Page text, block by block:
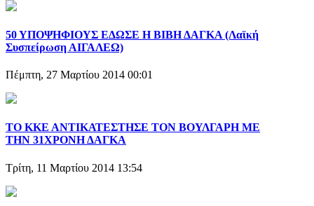
50 ΥΠΟΨΗΦΙΟΥΣ ΕΔΩΣΕ Η ΒΙΒΗ ΔΑΓΚΑ (Λαϊκή
Συσπείρωση ΑΙΓΑΛΕΩ)
Πέμπτη, 27 Μαρτίου 2014 00:01
ΤΟ ΚΚΕ ΑΝΤΙΚΑΤΕΣΤΗΣΕ ΤΟΝ ΒΟΥΛΓΑΡΗ ΜΕ
ΤΗΝ 31ΧΡΟΝΗ ΔΑΓΚΑ
Τρίτη, 11 Μαρτίου 2014 13:54